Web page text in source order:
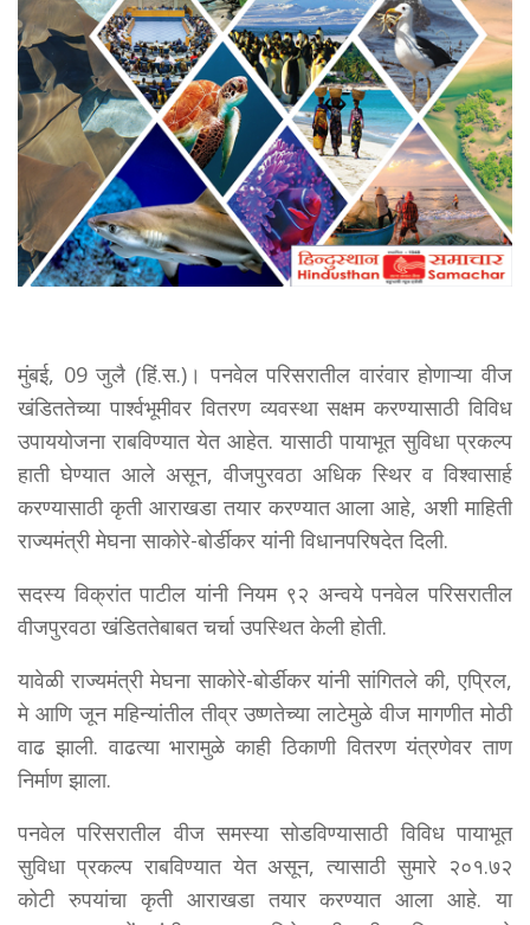
मुंबई, 09 जुलै (हिं.स.)। पनवेल परिसरातील वारंवार होणाऱ्या वीज
खंडिततेच्या पार्श्वभूमीवर वितरण व्यवस्था सक्षम करण्यासाठी विविध
उपाययोजना राबविण्यात येत आहेत. यासाठी पायाभूत सुविधा प्रकल्प
हाती घेण्यात आले असून, वीजपुरवठा अधिक स्थिर व विश्वासार्ह
करण्यासाठी कृती आराखडा तयार करण्यात आला आहे, अशी माहिती
राज्यमंत्री मेघना साकोरे-बोर्डीकर यांनी विधानपरिषदेत दिली.
सदस्य विक्रांत पाटील यांनी नियम ९२ अन्वये पनवेल परिसरातील
वीजपुरवठा खंडिततेबाबत चर्चा उपस्थित केली होती.
यावेळी राज्यमंत्री मेघना साकोरे-बोर्डीकर यांनी सांगितले की, एप्रिल,
मे आणि जून महिन्यांतील तीव्र उष्णतेच्या लाटेमुळे वीज मागणीत मोठी
वाढ झाली. वाढत्या भारामुळे काही ठिकाणी वितरण यंत्रणेवर ताण
निर्माण झाला.
पनवेल परिसरातील वीज समस्या सोडविण्यासाठी विविध पायाभूत
सुविधा प्रकल्प राबविण्यात येत असून, त्यासाठी सुमारे २०१.७२
कोटी रुपयांचा कृती आराखडा तयार करण्यात आला आहे. या